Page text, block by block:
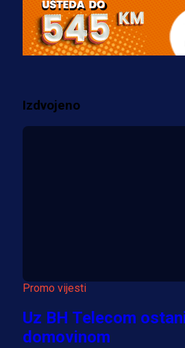
Misimović
za pranje novca,
prostorije FK
Više vijesti
Izdvojeno
Promo vijesti
Uz BH Telecom
domovinom